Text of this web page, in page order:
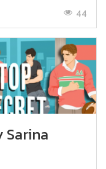
44
Sarina